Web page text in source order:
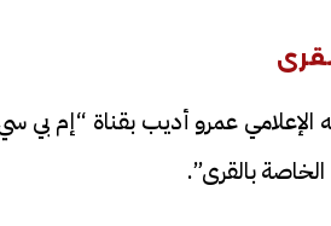
الإعلامي عمرو أديب بقناة “إم
بالقرى”.